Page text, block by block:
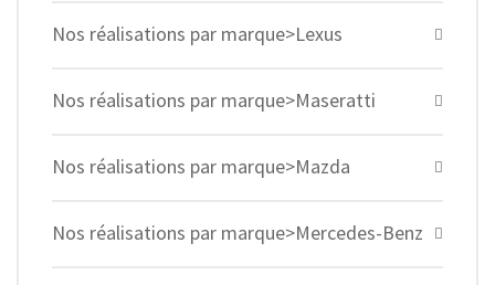
Nos réalisations par marque>Lexus
Nos réalisations par marque>Maseratti
Nos réalisations par marque>Mazda
Nos réalisations par marque>Mercedes-Benz